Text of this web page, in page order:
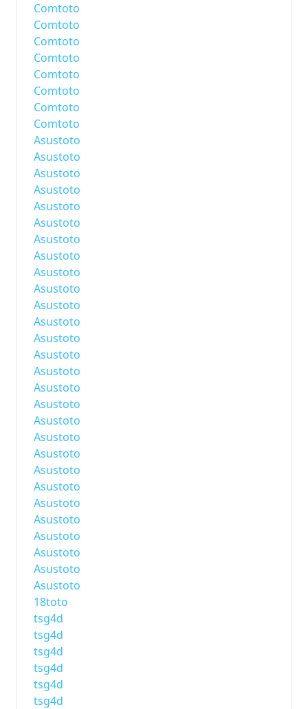
Comtoto
Comtoto
Comtoto
Comtoto
Comtoto
Comtoto
Comtoto
Comtoto
Asustoto
Asustoto
Asustoto
Asustoto
Asustoto
Asustoto
Asustoto
Asustoto
Asustoto
Asustoto
Asustoto
Asustoto
Asustoto
Asustoto
Asustoto
Asustoto
Asustoto
Asustoto
Asustoto
Asustoto
Asustoto
Asustoto
Asustoto
Asustoto
Asustoto
Asustoto
Asustoto
Asustoto
18toto
tsg4d
tsg4d
tsg4d
tsg4d
tsg4d
tsg4d